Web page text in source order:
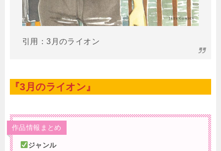
引用：3月のライオン
『3月のライオン』
作品情報まとめ
ジャンル